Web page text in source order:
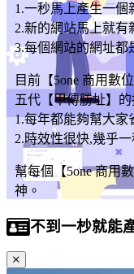
1.一秒馬上產生一個
2.新的網站馬上就有
3.每個網站的網址都
目前【5one 商用數
五代【甲傳勝址】
1.每年都能夠幫大家
2.時效性很快,幾乎一
幫每個【5one 商用
神。
不到一杪就能